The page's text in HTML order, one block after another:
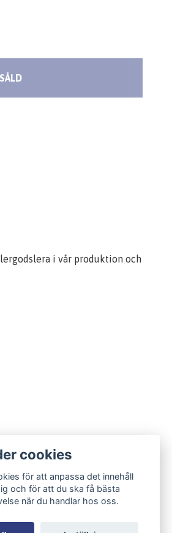
i vår produktion och
cookies
för att anpassa det innehåll
och för att du ska få bästa
när du handlar hos oss.